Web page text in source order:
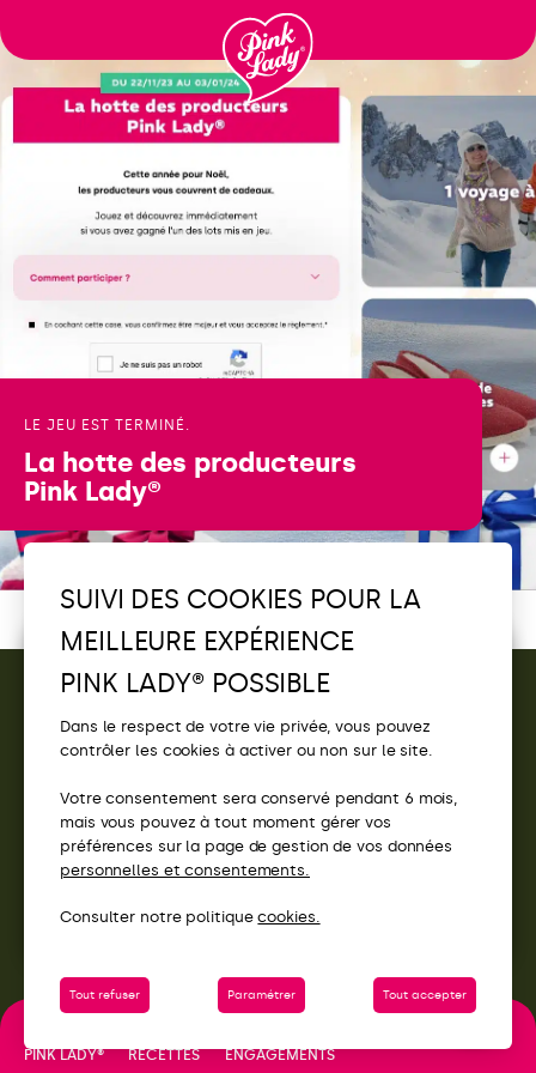
au
contenu
LE JEU EST TERMINÉ.
La hotte des producteurs
Pink Lady®
CONTACT
SITES PINK LADY®
Écoutez la sélection Pink Lady®
Découvrez vos playlists Pink Lady® et
Pink Party
SUIVI DES COOKIES POUR LA
MEILLEURE EXPÉRIENCE
PINK LADY® POSSIBLE
Dans le respect de votre vie privée, vous pouvez
contrôler les cookies à activer ou non sur le site.
Votre consentement sera conservé pendant 6 mois,
mais vous pouvez à tout moment gérer vos
préférences sur la page de gestion de vos données
personnelles et consentements.
Consulter notre politiquecookies.
Tout refuser Paramétrer Tout accepter
PINK LADY® RECETTES ENGAGEMENTS